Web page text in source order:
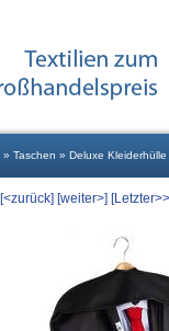
» Taschen » Deluxe Kleiderhülle
[<zurück] [weiter>]